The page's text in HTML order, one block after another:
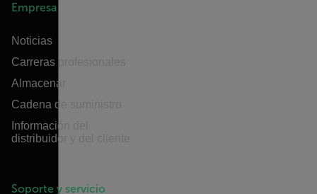
Empresa
Noticias
Carreras profesionales
Almacenar
Cadena de suministro
Información del
distribuidor y del cliente
Soporte y servicio